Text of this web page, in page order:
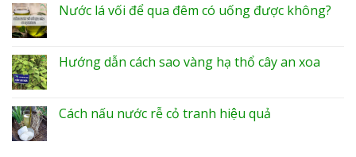
Nước lá vối để qua đêm có uống được không?
Hướng dẫn cách sao vàng hạ thổ cây an xoa
Cách nấu nước rễ cỏ tranh hiệu quả